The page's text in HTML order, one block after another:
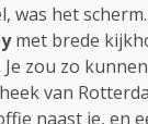
was het
met brede
zou zo
van
naast je, en